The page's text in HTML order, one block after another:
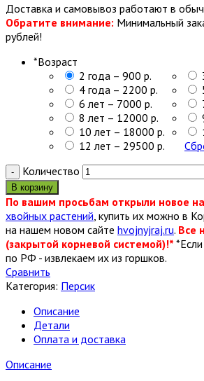
Доставка и самовывоз работают в
Обратите внимание: Минимальный
рублей!
*Возраст
2 года – 900 р.
4 года – 2200 р.
6 лет – 7000 р.
8 лет – 12000 р.
10 лет – 18000 р.
12 лет – 29500 р.
Количество
В корзину
По вашим просьбам открыли новое
хвойных растений , купить их можно в
на нашем новом сайте hvojnyjraj.ru. Все
(закрытой корневой системой)!*
по РФ - извлекаем их из горшков.
Сравнить
Категория: Персик
Описание
Детали
Оплата и доставка
Описание